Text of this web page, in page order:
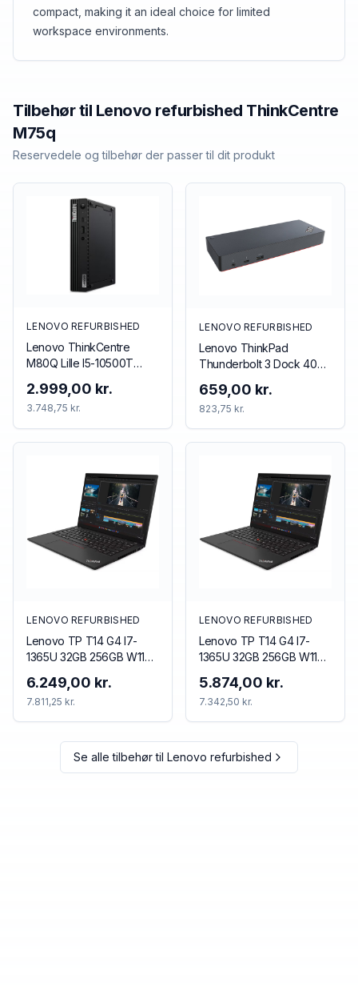
compact, making it an ideal choice for limited
workspace environments.
Tilbehør til Lenovo refurbished ThinkCentre
M75q
Reservedele og tilbehør der passer til dit produkt
LENOVO REFURBISHED
Lenovo ThinkCentre
M80Q Lille I5-10500T
(Refurbished)
2.999,00 kr.
3.748,75 kr.
LENOVO REFURBISHED
Lenovo ThinkPad
Thunderbolt 3 Dock 40AC
659,00 kr.
823,75 kr.
LENOVO REFURBISHED
Lenovo TP T14 G4 I7-
1365U 32GB 256GB W11P
6.249,00 kr.
7.811,25 kr.
LENOVO REFURBISHED
Lenovo TP T14 G4 I7-
1365U 32GB 256GB W11P
5.874,00 kr.
7.342,50 kr.
Se alle tilbehør til Lenovo refurbished